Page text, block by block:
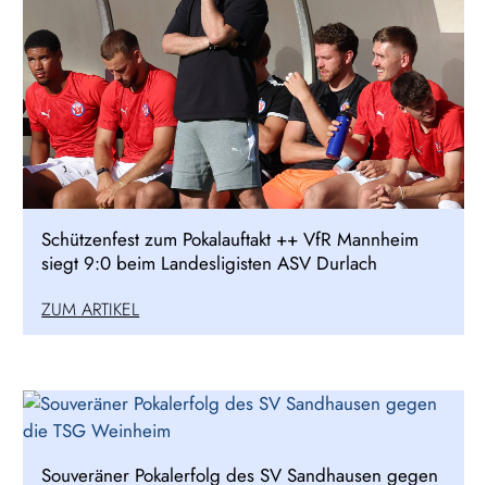
Schützenfest zum Pokalauftakt ++ VfR Mannheim
siegt 9:0 beim Landesligisten ASV Durlach
ZUM ARTIKEL
Souveräner Pokalerfolg des SV Sandhausen gegen